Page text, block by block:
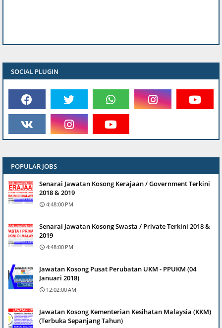
SOCIAL PLUGIN
POPULAR JOBS
Senarai Jawatan Kosong Kerajaan / Government Terkini
2018 & 2019
4:48:00 PM
Senarai Jawatan Kosong Swasta / Private Terkini 2018 &
2019
4:48:00 PM
Jawatan Kosong Pusat Perubatan UKM - PPUKM (04
Januari 2018)
12:02:00 AM
Jawatan Kosong Kementerian Kesihatan Malaysia (KKM)
(Terbuka Sepanjang Tahun)